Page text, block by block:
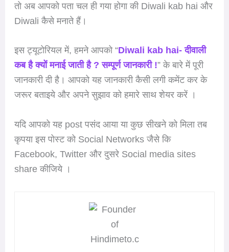
तो अब आपको पता चल ही गया होगा की Diwali kab hai और
Diwali कैसे मनाते हैं।
इस ट्यूटोरियल में, हमने आपको “Diwali kab hai- दीवाली
कब है क्यों मनाई जाती है ? सम्पूर्ण जानकारी !” के बारे में पूरी
जानकारी दी है। आपको यह जानकारी कैसी लगी कमेंट कर के
जरूर बताइये और अपने सुझाव को हमारे साथ शेयर करें ।
यदि आपको यह post पसंद आया या कुछ सीखने को मिला तब
कृपया इस पोस्ट को Social Networks जैसे कि
Facebook, Twitter और दुसरे Social media sites
share कीजिये ।